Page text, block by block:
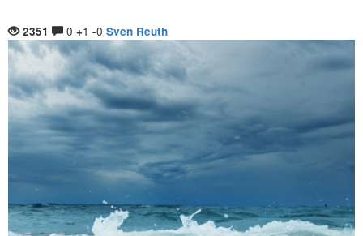
2351 0 +1 -0 Sven Reuth